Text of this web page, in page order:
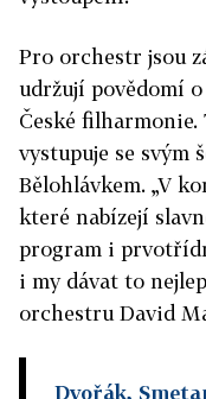
Pro orchestr jsou
udržují povědomí
České
vystupuje se svým
Bělohlávkem. „V
které nabízejí
program i
i my dávat to
orchestru David
Dvořák,